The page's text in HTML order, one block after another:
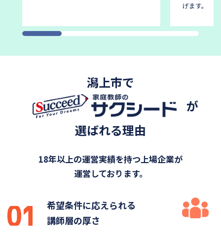
げます。
潟上市で
が
選ばれる理由
18年以上の運営実績を持つ上場企業が
運営しております。
希望条件に応えられる
講師層の厚さ